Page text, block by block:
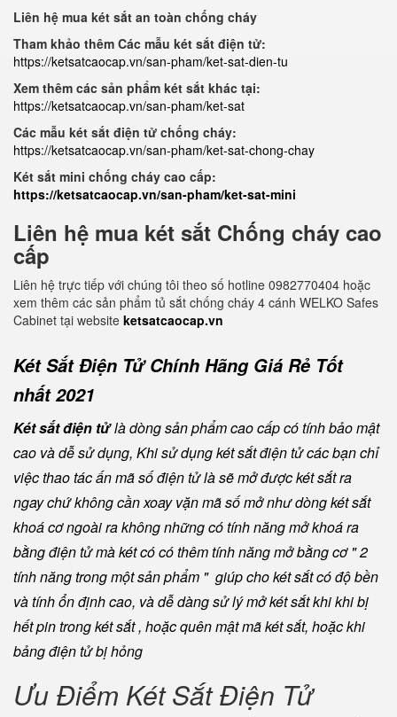
Liên hệ mua két sắt an toàn chống cháy
Tham khảo thêm Các mẫu két sắt điện tử:
https://ketsatcaocap.vn/san-pham/ket-sat-dien-tu
Xem thêm các sản phẩm két sắt khác tại:
https://ketsatcaocap.vn/san-pham/ket-sat
Các mẫu két sắt điện tử chống cháy:
https://ketsatcaocap.vn/san-pham/ket-sat-chong-chay
Két sắt mini chống cháy cao cấp:
https://ketsatcaocap.vn/san-pham/ket-sat-mini
Liên hệ mua két sắt Chống cháy cao
cấp
Liên hệ trực tiếp với chúng tôi theo số hotline 0982770404 hoặc
xem thêm các sản phẩm tủ sắt chống cháy 4 cánh WELKO Safes
Cabinet tại website ketsatcaocap.vn
Két Sắt Điện Tử Chính Hãng Giá Rẻ Tốt
nhất 2021
Két sắt điện tửlà dòng sản phẩm cao cấp có tính bảo mật
cao và dễ sử dụng, Khi sử dụng két sắt điện tử các bạn chỉ
việc thao tác ấn mã số điện tử là sẽ mở được két sắt ra
ngay chứ không cần xoay vặn mã số mở như dòng két sắt
khoá cơ ngoài ra không những có tính năng mở khoá ra
bằng điện tử mà két có có thêm tính năng mở bằng cơ " 2
tính năng trong một sản phẩm " giúp cho két sắt có độ bền
và tính ổn định cao, và dễ dàng sử lý mở két sắt khi khi bị
hết pin trong két sắt , hoặc quên mật mã két sắt, hoặc khi
bảng điện tử bị hỏng
Ưu Điểm Két Sắt Điện Tử